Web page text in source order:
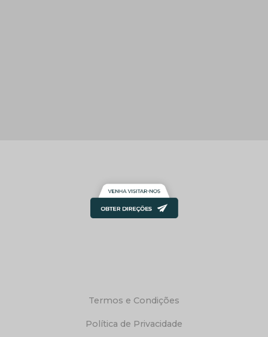
Termos e Condições
Política de Privacidade